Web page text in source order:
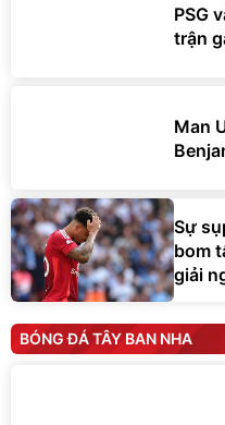
PSG
trận
Man
Sự
bom
giải
BÓNG ĐÁ TÂY BAN NHA